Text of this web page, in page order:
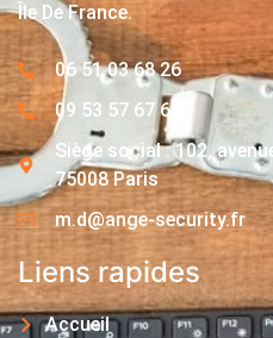
Île De France.
06 51 03 68 26
09 53 57 67 63
Siège social : 102,
75008 Paris
m.d@ange-security.fr
Liens rapides
Accueil